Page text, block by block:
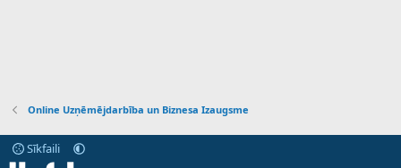
Online Uzņēmējdarbība un Biznesa Izaugsme
Sīkfaili